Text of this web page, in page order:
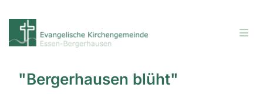
"Bergerhausen blüht"